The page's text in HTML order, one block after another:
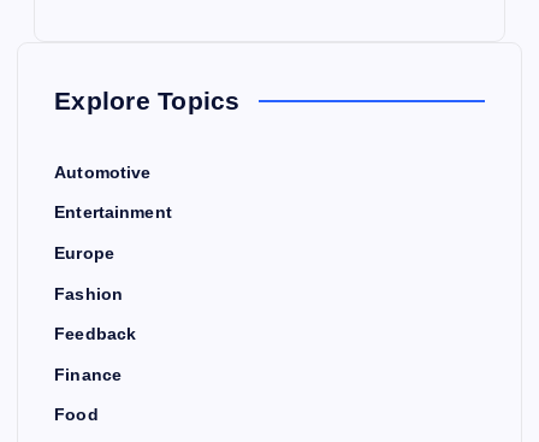
Explore Topics
Automotive
Entertainment
Europe
Fashion
Feedback
Finance
Food